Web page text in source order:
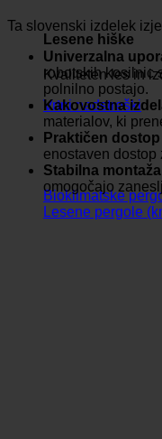
Lesene hiške
Kvaliteten les in
Vrtni nadstreški
Bioklimatske
Lesene pergole
Ta slovenski izdelek
Univerzalna
robotskih kosilnic
polnilno postajo.
Kakovostna
materialov, ki
Praktičen dostop
enostaven
Stabilna montaža
omogočajo